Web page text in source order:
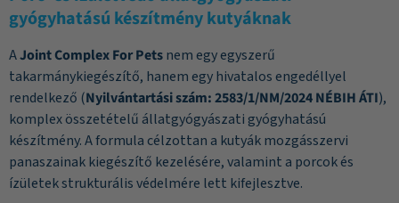
gyógyhatású készítmény kutyáknak
AJoint Complex For Petsnem egy egyszerű
takarmánykiegészítő, hanem egy hivatalos engedéllyel
rendelkező (Nyilvántartási szám: 2583/1/NM/2024 NÉBIH ÁTI),
komplex összetételű állatgyógyászati gyógyhatású
készítmény. A formula célzottan a kutyák mozgásszervi
panaszainak kiegészítő kezelésére, valamint a porcok és
ízületek strukturális védelmére lett kifejlesztve.